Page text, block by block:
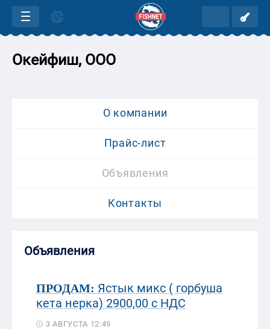
Окейфиш, ООО
О компании
Прайс-лист
Объявления
Контакты
Объявления
ПРОДАМ: Ястык микс ( горбуша
кета нерка) 2900,00 с НДС
3 АВГУСТА 12:49